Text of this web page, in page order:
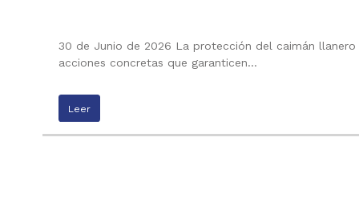
30 de Junio de 2026 La protección del caimán llanero
acciones concretas que garanticen…
Leer